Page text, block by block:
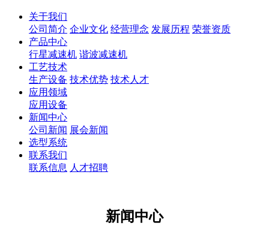
关于我们
公司简介 企业文化 经营理念 发展历程 荣誉资质
产品中心
行星减速机 谐波减速机
工艺技术
生产设备 技术优势 技术人才
应用领域
应用设备
新闻中心
公司新闻 展会新闻
选型系统
联系我们
联系信息 人才招聘
新闻中心